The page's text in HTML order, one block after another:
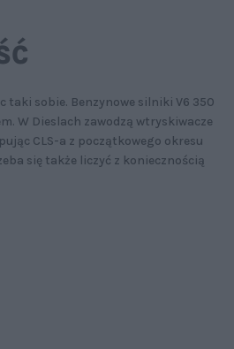
taki sobie. Benzynowe silniki V6 350
W Dieslach zawodzą wtryskiwacze
CLS-a z początkowego okresu
się także liczyć z koniecznością